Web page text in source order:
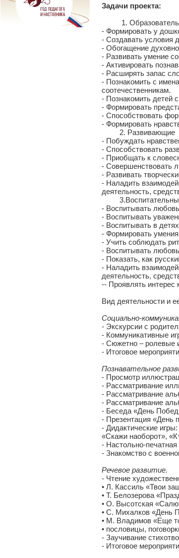
Задачи проекта:
1.
- Формировать у
- Создавать условия
- Обогащение
- Развивать умение
- Активировать
- Расширять запас
- Познакомить с
соотечественникам.
- Познакомить детей с
- Формировать
- Способствовать
- Формировать
2. Развивающие
- Побуждать
- Способствовать
- Приобщать к
- Совершенствовать
- Развивать
- Наладить
деятельность,
- Воспитывать
- Воспитывать
- Воспитывать в
- Формировать
- Учить соблюдать
- Воспитывать
- Показать, как
- Наладить
деятельность,
-- Проявлять интерес
Вид деятельности и
Социально-
- Экскурсии с
- Коммуникативные
- Сюжетно – ролевые
- Итоговое
Познавательное
- Просмотр
- Рассматривание
- Рассматривание
- Рассматривание
- Беседа «День
- Презентация «День
- Дидактические
«Скажи наоборот»,
- Настольно-
- Знакомство с
Речевое развитие.
- Чтение
• Л. Кассиль «Твои
• Т. Белозерова
• О. Высотская
• С. Михалков «День
• М. Владимов «Еще
• пословицы,
- Заучивание
- Итоговое